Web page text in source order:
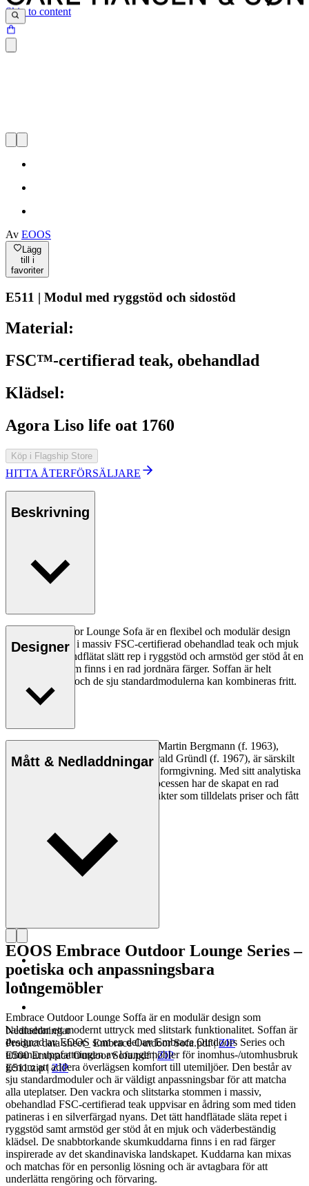
Skip to content
Av EOOS
Lägg
till i
favoriter
E511 | Modul med ryggstöd och sidostöd
Material:
FSC™-certifierad teak, obehandlad
Klädsel:
Agora Liso life oat 1760
Köp i Flagship Store
HITTA ÅTERFÖRSÄLJARE
Beskrivning
Embrace Outdoor Lounge Sofa är en flexibel och modulär design
med en stomme i massiv FSC-certifierad obehandlad teak och mjuk
klädsel. Tätt handflätat slätt rep i ryggstöd och armstöd ger stöd åt en
mjuk klädsel som finns i en rad jordnära färger. Soffan är helt
anpassningsbar och de sju standardmodulerna kan kombineras fritt.
Läs mer
Designer
Designstudion EOOS, grundad av Martin Bergmann (f. 1963),
Gernot Bohmann (f. 1968) och Harald Gründl (f. 1967), är särskilt
känd för sin poetiska inställning till formgivning. Med sitt analytiska
förhållningssätt till formgivningsprocessen har de skapat en rad
industriella och sociala designprodukter som tilldelats priser och fått
Läs mer om EOOS
Mått & Nedladdningar
Nedladdningar
Product data sheet_ Embrace Outdoor Sofa.pdf|ZIP
E500 Embrace Outdoor Sofa.pdf|ZIP
E511.zip|ZIP
EOOS Embrace Outdoor Lounge Series –
poetiska och anpassningsbara
loungemöbler
Embrace Outdoor Lounge Soffa är en modulär design som
balanserar ett modernt uttryck med slitstark funktionalitet. Soffan är
designad av EOOS som en del av Embrace Outdoors Series och
utmanar uppfattningen av loungemöbler för inomhus-/utomhusbruk
genom att addera överlägsen komfort till utemiljöer. Den består av
sju standardmoduler och är väldigt anpassningsbar för att matcha
alla uteplatser. Den vackra och slitstarka stommen i massiv,
obehandlad FSC-certifierad teak uppvisar en ådring som med tiden
patineras i en silverfärgad nyans. Det tätt handflätade släta repet i
ryggstöd samt armstöd ger stöd åt en mjuk och väderbeständig
klädsel. De snabbtorkande skumkuddarna finns i en rad färger
inspirerade av det skandinaviska landskapet. Kuddarna kan mixas
och matchas för en personlig lösning och är avtagbara för att
underlätta rengöring och förvaring.